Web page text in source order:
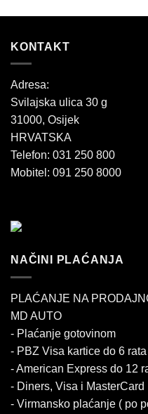
KONTAKT
Adresa:
Svilajska ulica 30 g
31000, Osijek
HRVATSKA
Telefon: 031 250 800
Mobitel: 091 250 8000
NAČINI PLAĆANJA
PLAĆANJE NA
MD AUTO
- Plaćanje gotovinom
- PBZ Visa kartice do 6 rata
- American Express do 12
- Diners, Visa i MasterCard
- Virmansko plaćanje ( po